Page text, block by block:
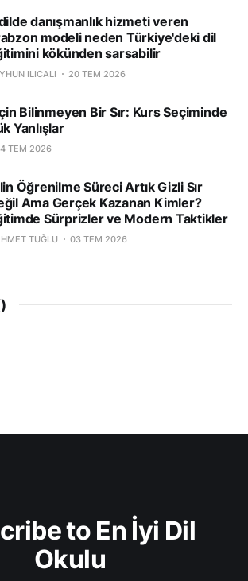
danışmanlık hizmeti veren
modeli neden Türkiye'deki dil
kökünden sarsabilir
ILICALI 20 TEM 2026
Bilinmeyen Bir Sır: Kurs Seçiminde
Yanlışlar
TEM 2026
Öğrenilme Süreci Artık Gizli Sır
Ama Gerçek Kazanan Kimler?
Sürprizler ve Modern Taktikler
TUĞLU 03 TEM 2026
)
to En İyi Dil
Okulu